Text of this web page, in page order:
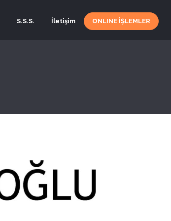
S.S.S. İletişim ONLINE İŞLEMLER